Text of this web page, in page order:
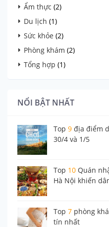
Ẩm thực (2)
Du lịch (1)
Sức khỏe (2)
Phòng khám (2)
Tổng hợp (1)
NỔI BẬT NHẤT
Top 9 địa điểm
30/4 và 1/5
Top 10 Quán
Hà Nội khiến
Top 7 phòng
tín nhất